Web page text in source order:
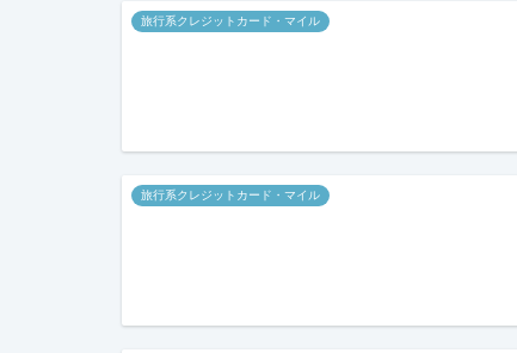
旅行系クレジットカード・マイル
旅行系クレジットカード・マイル